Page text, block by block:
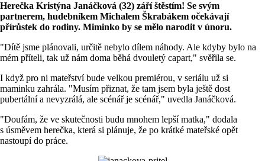
Herečka Kristýna Janáčková (32) září štěstím! Se svým
partnerem, hudebníkem Michalem Škrabákem očekávají
přírůstek do rodiny. Miminko by se mělo narodit v únoru.
"Dítě jsme plánovali, určitě nebylo dílem náhody. Ale kdyby bylo na
mém příteli, tak už nám doma běhá dvouletý capart," svěřila se.
I když pro ni mateřství bude velkou premiérou, v seriálu už si
maminku zahrála. "Musím přiznat, že tam jsem byla ještě dost
pubertální a nevyzrálá, ale scénář je scénář," uvedla Janáčková.
"Doufám, že ve skutečnosti budu mnohem lepší matka," dodala
s úsměvem herečka, která si plánuje, že po krátké mateřské opět
nastoupí do práce.